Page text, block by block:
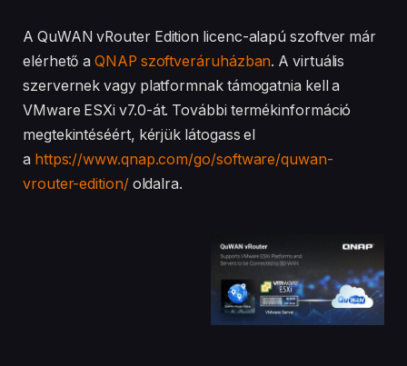
A QuWAN vRouter Edition licenc-alapú szoftver már
elérhető aQNAP szoftveráruházban. A virtuális
szervernek vagy platformnak támogatnia kell a
VMware ESXi v7.0-át. További termékinformáció
megtekintéséért, kérjük látogass el
a https://www.qnap.com/go/software/quwan-
vrouter-edition/oldalra.